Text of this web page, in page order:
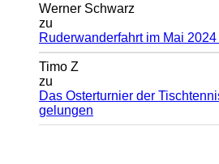
Werner Schwarz
zu
Ruderwanderfahrt im Mai
Timo Z
zu
Das Osterturnier der
gelungen